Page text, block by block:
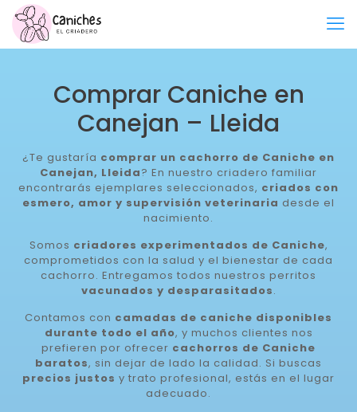
Comprar Caniche en
Canejan – Lleida
¿Te gustaría comprar un cachorro de Caniche en
Canejan, Lleida? En nuestro criadero familiar
encontrarás ejemplares seleccionados, criados con
esmero, amor y supervisión veterinaria desde el
nacimiento.
Somos criadores experimentados de Caniche,
comprometidos con la salud y el bienestar de cada
cachorro. Entregamos todos nuestros perritos
vacunados y desparasitados.
Contamos con camadas de caniche disponibles
durante todo el año, y muchos clientes nos
prefieren por ofrecer cachorros de Caniche
baratos, sin dejar de lado la calidad. Si buscas
precios justos y trato profesional, estás en el lugar
adecuado.